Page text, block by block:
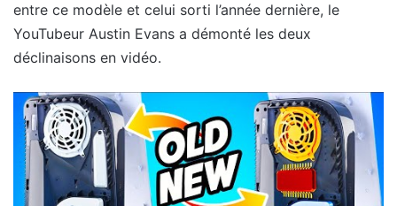
entre ce modèle et celui sorti l’année dernière, le
YouTubeur Austin Evans a démonté les deux
déclinaisons en vidéo.